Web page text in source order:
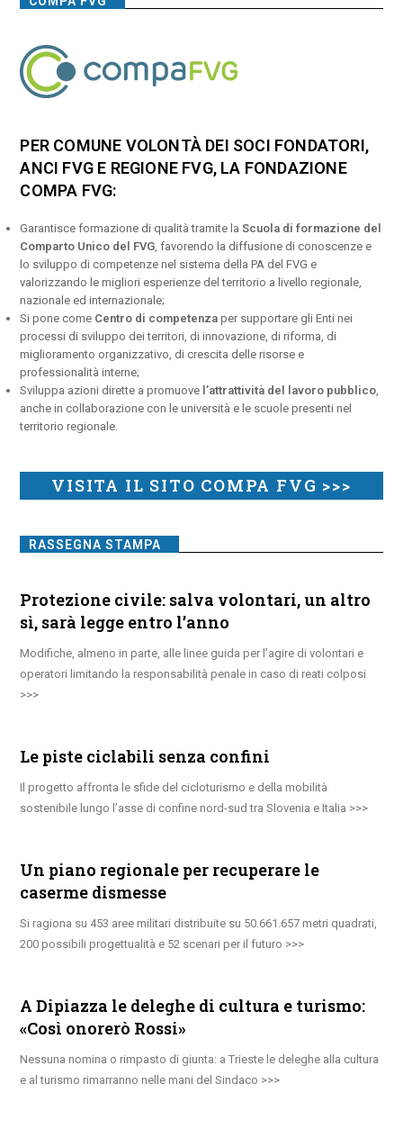
PER COMUNE VOLONTÀ DEI SOCI FONDATORI,
ANCI FVG E REGIONE FVG, LA FONDAZIONE
COMPA FVG:
Garantisce formazione di qualità tramite laScuola di formazione del
Comparto Unico del FVG , favorendo la diffusione di conoscenze e
lo sviluppo di competenze nel sistema della PA del FVG e
valorizzando le migliori esperienze del territorio a livello regionale,
nazionale ed internazionale;
Si pone come Centro di competenza per supportare gli Enti nei
processi di sviluppo dei territori, di innovazione, di riforma, di
miglioramento organizzativo, di crescita delle risorse e
professionalità interne;
Sviluppa azioni dirette a promuove l’attrattività del lavoro pubblico
anche in collaborazione con le università e le scuole presenti nel
territorio regionale.
VISITA IL SITO COMPA FVG >>>
RASSEGNA STAMPA
Protezione civile: salva volontari, un altro
sì, sarà legge entro l’anno
Modifiche, almeno in parte, alle linee guida per l’agire di volontari e
operatori limitando la responsabilità penale in caso di reati colposi
Le piste ciclabili senza confini
Il progetto affronta le sfide del cicloturismo e della mobilità
sostenibile lungo l’asse di confine nord-sud tra Slovenia e Italia
Un piano regionale per recuperare le
caserme dismesse
Si ragiona su 453 aree militari distribuite su 50.661.657 metri quadrati,
200 possibili progettualità e 52 scenari per il futuro
A Dipiazza le deleghe di cultura e turismo:
«Così onorerò Rossi»
Nessuna nomina o rimpasto di giunta: a Trieste le deleghe alla cultura
e al turismo rimarranno nelle mani del Sindaco